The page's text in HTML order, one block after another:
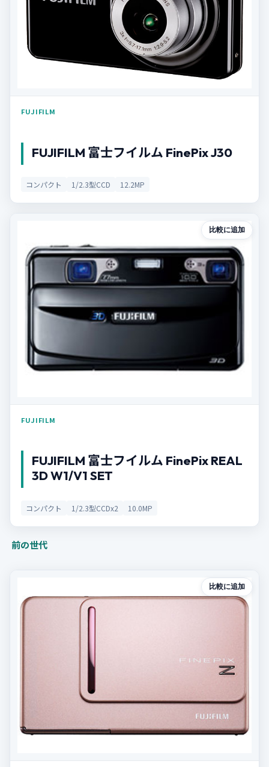
FUJIFILM
FUJIFILM 富士フイルム FinePix J30
コンパクト 1/2.3型CCD 12.2MP
比較に追加
FUJIFILM
FUJIFILM 富士フイルム FinePix REAL
3D W1/V1 SET
コンパクト 1/2.3型CCDx2 10.0MP
前の世代
比較に追加